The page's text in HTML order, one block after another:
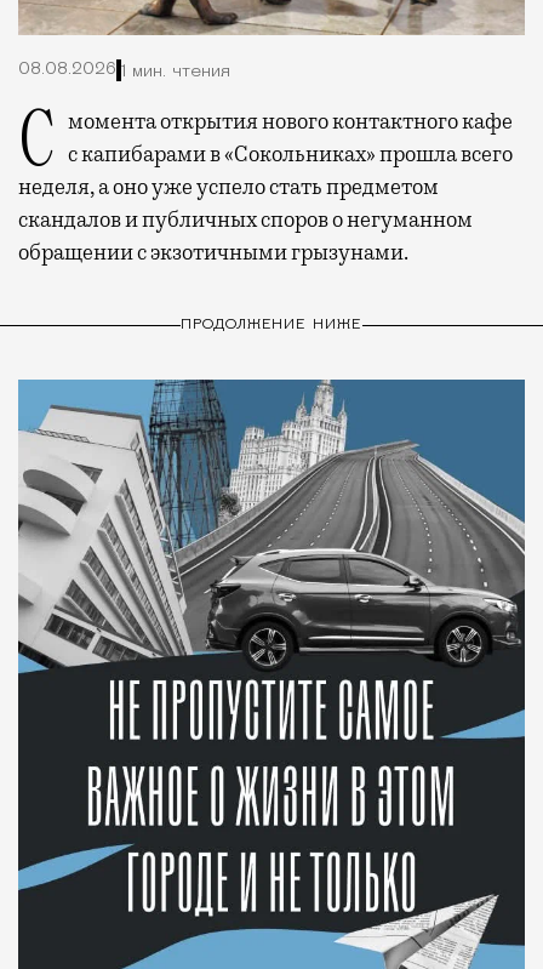
08.08.2026 1 мин. чтения
С момента открытия нового контактного кафе с капибарами в «Сокольниках» прошла всего
неделя, а оно уже успело стать предметом
скандалов и публичных споров о негуманном
обращении с экзотичными грызунами.
ПРОДОЛЖЕНИЕ НИЖЕ